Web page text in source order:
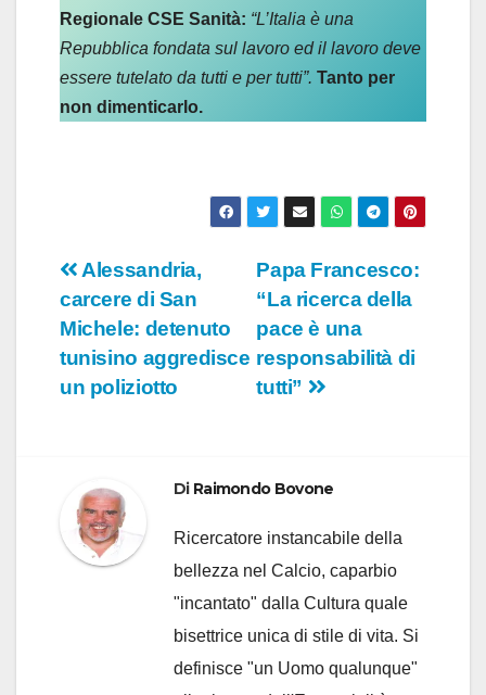
Regionale CSE Sanità: “L’Italia è una
Repubblica fondata sul lavoro ed il lavoro deve
essere tutelato da tutti e per tutti”. Tanto per
non dimenticarlo.
Navigazione
articoli
Papa Francesco:
“La ricerca della
pace è una
responsabilità di
tutti”
Alessandria,
carcere di San
Michele: detenuto
tunisino aggredisce
un poliziotto
Di Raimondo Bovone
Ricercatore instancabile della
bellezza nel Calcio, caparbio
"incantato" dalla Cultura quale
bisettrice unica di stile di vita. Si
definisce "un Uomo qualunque"